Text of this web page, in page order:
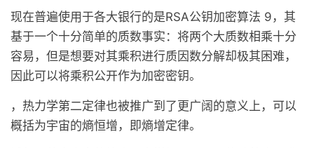
现在普遍使用于各大银行的是RSA公钥加密算法 9，其
基于一个十分简单的质数事实：将两个大质数相乘十分
容易，但是想要对其乘积进行质因数分解却极其困难，
因此可以将乘积公开作为加密密钥。
，热力学第二定律也被推广到了更广阔的意义上，可以
概括为宇宙的熵恒增，即熵增定律。